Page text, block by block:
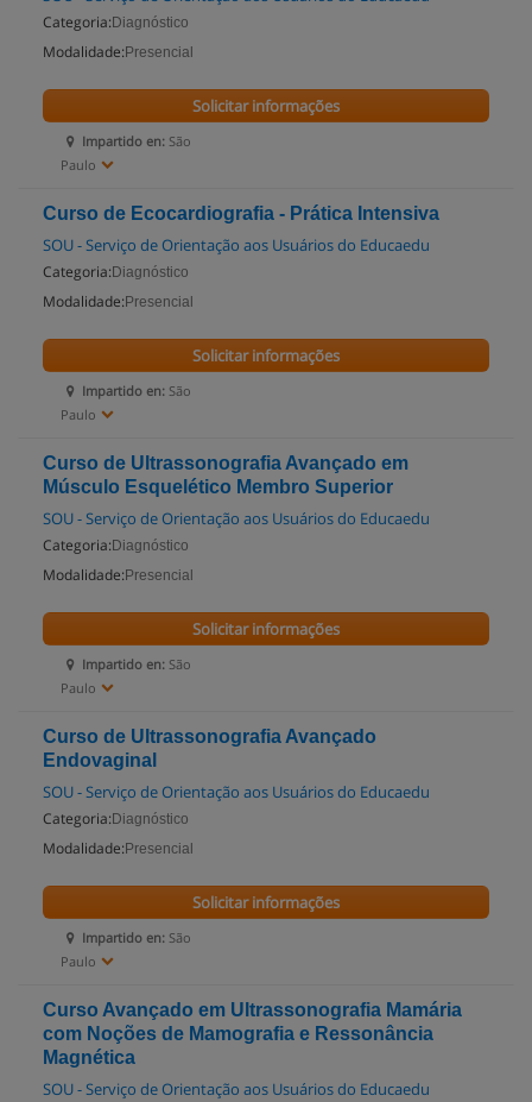
Categoria: Diagnóstico
Modalidade: Presencial
Impartido en: São
Paulo
Solicitar informações
Curso de Ecocardiografia - Prática Intensiva
SOU - Serviço de Orientação aos Usuários do Educaedu
Categoria: Diagnóstico
Modalidade: Presencial
Impartido en: São
Paulo
Solicitar informações
Curso de Ultrassonografia Avançado em
Músculo Esquelético Membro Superior
SOU - Serviço de Orientação aos Usuários do Educaedu
Categoria: Diagnóstico
Modalidade: Presencial
Impartido en: São
Paulo
Solicitar informações
Curso de Ultrassonografia Avançado
Endovaginal
SOU - Serviço de Orientação aos Usuários do Educaedu
Categoria: Diagnóstico
Modalidade: Presencial
Impartido en: São
Paulo
Solicitar informações
Curso Avançado em Ultrassonografia Mamária
com Noções de Mamografia e Ressonância
Magnética
SOU - Serviço de Orientação aos Usuários do Educaedu